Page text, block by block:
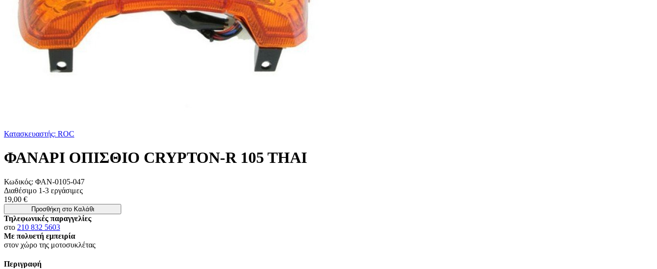
Κατασκευαστής: ROC
ΦΑΝΑΡΙ ΟΠΙΣΘΙΟ CRYPTON-R 105 THAI
Κωδικός: ΦΑΝ-0105-047
Διαθέσιμο 1-3 εργάσιμες
19,00 €
Προσθήκη στο Καλάθι
Τηλεφωνικές παραγγελίες
στο 210 832 5603
Με πολυετή εμπειρία
στον χώρο της μοτοσυκλέτας
Περιγραφή